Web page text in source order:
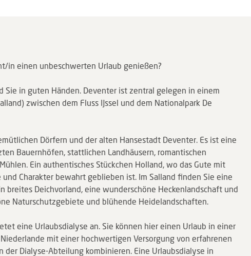
in einen unbeschwerten Urlaub genießen?
Sie in guten Händen. Deventer ist zentral gelegen in einem
zwischen dem Fluss IJssel und dem Nationalpark De
Dörfern und der alten Hansestadt Deventer. Es ist eine
Bauernhöfen, stattlichen Landhäusern, romantischen
Ein authentisches Stückchen Holland, wo das Gute mit
und Charakter bewahrt geblieben ist. Im Salland finden Sie eine
breites Deichvorland, eine wunderschöne Heckenlandschaft und
Naturschutzgebiete und blühende Heidelandschaften.
eine Urlaubsdialyse an. Sie können hier einen Urlaub in einer
mit einer hochwertigen Versorgung von erfahrenen
Dialyse-Abteilung kombinieren. Eine Urlaubsdialyse in